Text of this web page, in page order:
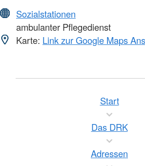
Sozialstationen
ambulanter Pflegedienst
Karte: Link zur Google Maps
Start
Das DRK
Adressen